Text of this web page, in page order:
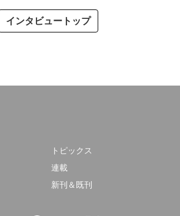
インタビュートップ
トピックス
連載
新刊＆既刊